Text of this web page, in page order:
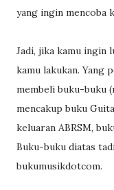
yang ingin mencoba
Jadi, jika kamu ingin
kamu lakukan. Yang
membeli buku-buku
mencakup buku
keluaran ABRSM,
Buku-buku diatas
bukumusikdotcom.